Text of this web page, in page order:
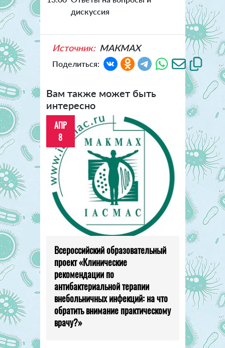
дискуссия
Источник: МАКМАХ
Поделиться:
Вам также может быть
интересно
АПР
8
Всероссийский образовательный
проект «Клинические
рекомендации по
антибактериальной терапии
внебольничных инфекций: на что
обратить внимание практическому
врачу?»